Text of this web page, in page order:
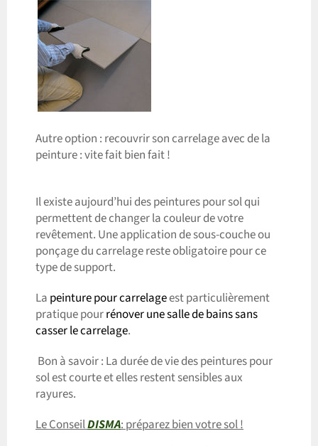
Autre option : recouvrir son carrelage avec de la
peinture : vite fait bien fait !
Il existe aujourd’hui des peintures pour sol qui
permettent de changer la couleur de votre
revêtement. Une application de sous-couche ou
ponçage du carrelage reste obligatoire pour ce
type de support.
La peinture pour carrelageest particulièrement
pratique pourrénover une salle de bains sans
casser le carrelage.
Bon à savoir : La durée de vie des peintures pour
sol est courte et elles restent sensibles aux
rayures.
Le ConseilDISMA: préparez bien votre sol !